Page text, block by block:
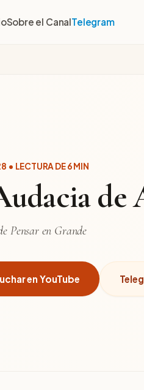
Sobre el CanalTelegram
• LECTURA DE 6 MIN
de
Pensar en Grande
en YouTube